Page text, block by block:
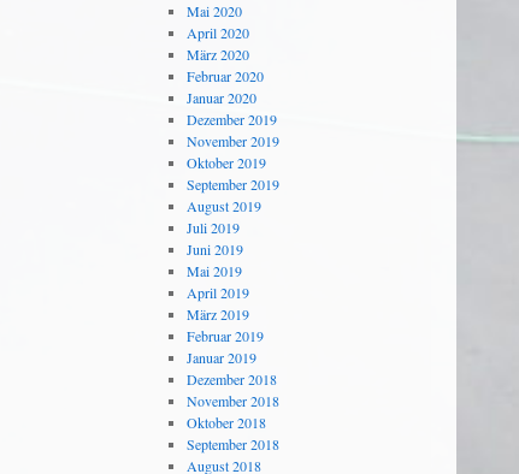
Mai 2020
April 2020
März 2020
Februar 2020
Januar 2020
Dezember 2019
November 2019
Oktober 2019
September 2019
August 2019
Juli 2019
Juni 2019
Mai 2019
April 2019
März 2019
Februar 2019
Januar 2019
Dezember 2018
November 2018
Oktober 2018
September 2018
August 2018